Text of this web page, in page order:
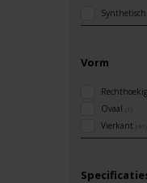
Synthetisch
Vorm
Rechthoekig
Ovaal
Vierkant